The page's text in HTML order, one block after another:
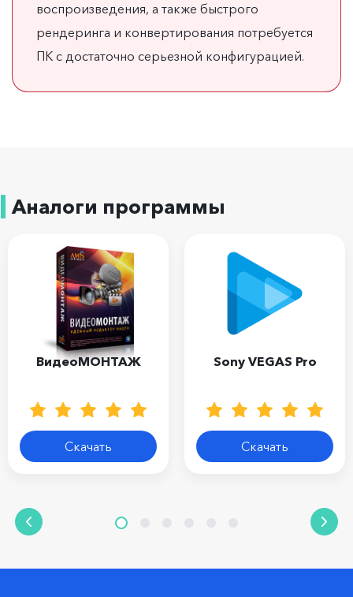
воспроизведения, а также быстрого
рендеринга и конвертирования потребуется
ПК с достаточно серьезной конфигурацией.
Аналоги программы
ВидеоМОНТАЖ
Скачать
Sony VEGAS Pro
Скачать